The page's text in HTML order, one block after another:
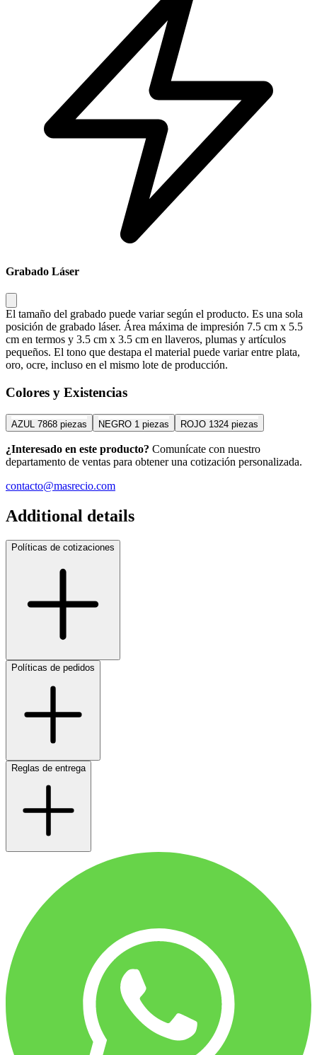
Grabado Láser
El tamaño del grabado puede variar según el producto. Es una sola
posición de grabado láser. Área máxima de impresión 7.5 cm x 5.5
cm en termos y 3.5 cm x 3.5 cm en llaveros, plumas y artículos
pequeños. El tono que destapa el material puede variar entre plata,
oro, ocre, incluso en el mismo lote de producción.
Colores y Existencias
AZUL 7868 piezas NEGRO 1 piezas ROJO 1324 piezas
¿Interesado en este producto? Comunícate con nuestro
departamento de ventas para obtener una cotización personalizada.
contacto@masrecio.com
Additional details
Políticas de cotizaciones
Políticas de pedidos
Reglas de entrega